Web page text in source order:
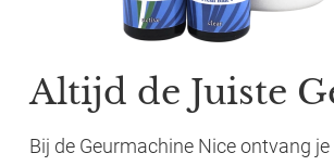
Altijd de Juiste
Bij de Geurmachine Nice ontvang